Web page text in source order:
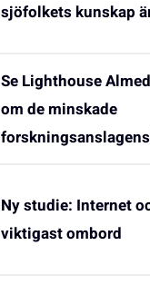
sjöfolkets kunskap
Se Lighthouse
om de minskade
Ny studie: Internet
viktigast ombord